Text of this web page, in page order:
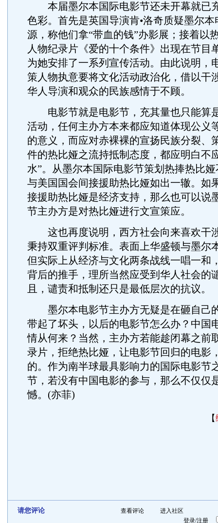
本届墨尔本国际电影节还未开幕就已
色彩。首先是英国导演肯•洛奇质疑墨尔
源，称他们拿“带血的钱”办影展；接着以
人物纪录片《爱的十个条件》出现在节目
为她安排了一系列宣传活动。由此说明，
策人物执意要将文化活动政治化，借以干
华人导演和观众的民族感情于不顾。
电影节就是电影节，充其量也只能算
活动，任何主办方本来都应知道体现公义
的意义，而应对赤裸裸的宣扬民族分裂、
件的热比娅之流持抵制态度，都应明白不
水”。从墨尔本国际电影节策划热捧热比
与美国国会间接援助热比娅如出一辙。如
接援助热比娅是经济支持，那么也可以说
节主办方是对热比娅进行文宣策应。
这也再度说明，西方社会向来喜欢干
秉持双重评判标准。表面上华盛顿与墨尔
但实际上从经济与文化两条战线一唱一和
背后的推手，理所当然应受到华人社会的
且，谴责和抵制还只是最低层次的抗议。
墨尔本电影节主办方无疑是在砸自己
带起了坏头，以后的电影节怎么办？中国
情从何来？当然，主办方若能趁闭幕之前
录片，拒绝热比娅，让电影节回归的电影
的。作为南半球最具影响力的国际电影节
节，若没有中国电影的参与，那么不仅仅
憾。(亦菲)
【
请您评论 查看评论
进入社区
登录/注册